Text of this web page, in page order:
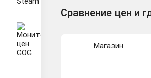
Сравнение цен и
Магазин